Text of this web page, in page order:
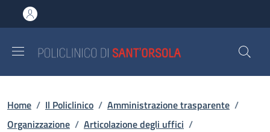
al contenuto principale
to footer content
Briciole di pane
Home / Il Policlinico / Amministrazione trasparente /
Organizzazione / Articolazione degli uffici /